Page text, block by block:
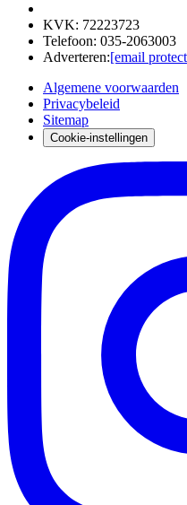
KVK: 72223723
Telefoon: 035-2063003
Adverteren:[email
Algemene voorwaarden
Privacybeleid
Sitemap
Cookie-instellingen